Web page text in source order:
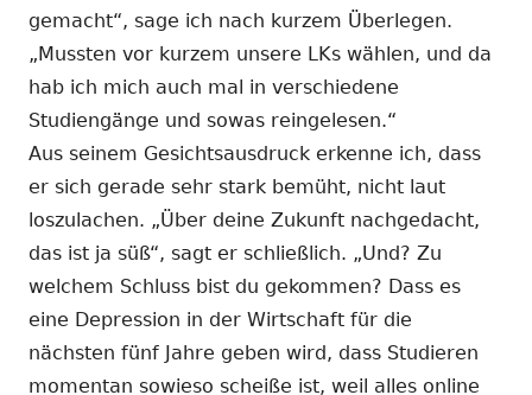
gemacht“, sage ich nach kurzem Überlegen.
„Mussten vor kurzem unsere LKs wählen, und da
hab ich mich auch mal in verschiedene
Studiengänge und sowas reingelesen.“
Aus seinem Gesichtsausdruck erkenne ich, dass
er sich gerade sehr stark bemüht, nicht laut
loszulachen. „Über deine Zukunft nachgedacht,
das ist ja süß“, sagt er schließlich. „Und? Zu
welchem Schluss bist du gekommen? Dass es
eine Depression in der Wirtschaft für die
nächsten fünf Jahre geben wird, dass Studieren
momentan sowieso scheiße ist, weil alles online